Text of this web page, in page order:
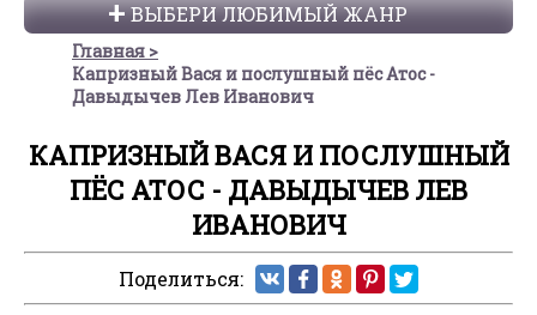
ВЫБЕРИ ЛЮБИМЫЙ ЖАНР
Главная
Капризный Вася и послушный пёс Атос -
Давыдычев Лев Иванович
КАПРИЗНЫЙ ВАСЯ И ПОСЛУШНЫЙ
ПЁС АТОС - ДАВЫДЫЧЕВ ЛЕВ
ИВАНОВИЧ
Поделиться: